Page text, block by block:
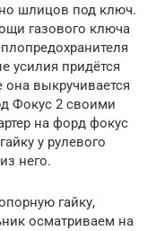
шлицов под ключ.
газового ключа
усилия придётся
выкручивается
Фокус 2 своими
на форд фокус
у рулевого
него.
гайку,
осматриваем на